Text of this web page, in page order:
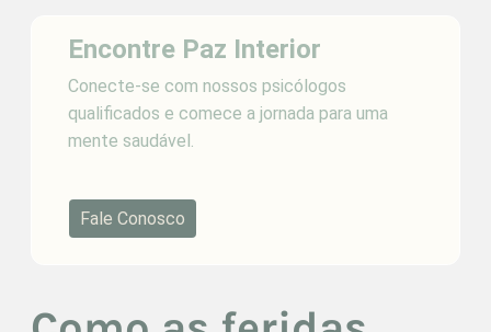
Encontre Paz Interior
Conecte-se com nossos psicólogos
qualificados e comece a jornada para uma
mente saudável.
Fale Conosco